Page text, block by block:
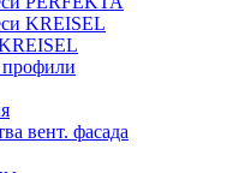
KREISEL
вент. фасада